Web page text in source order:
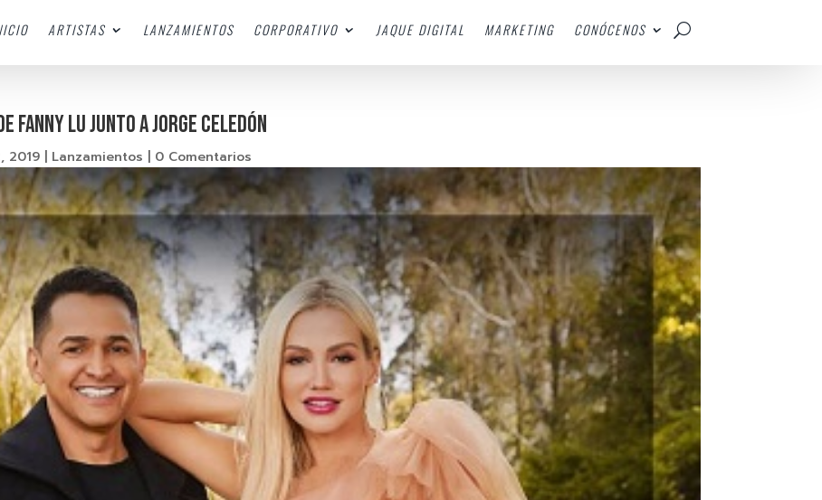
ARTISTAS LANZAMIENTOS CORPORATIVO JAQUE DIGITAL MARKETING CONÓCENOS
FANNY LU JUNTO A JORGE CELEDÓN
2019 | Lanzamientos | 0 Comentarios